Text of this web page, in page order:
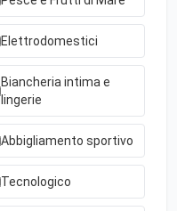
Elettrodomestici
Biancheria intima e
lingerie
Abbigliamento sportivo
Tecnologico